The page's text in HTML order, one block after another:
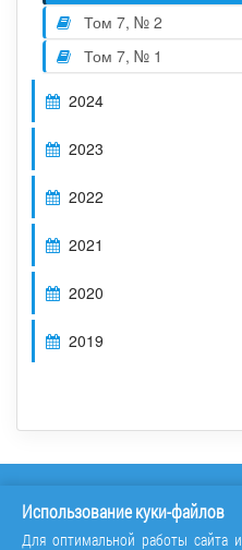
Том 7, № 2
Том 7, № 1
2024
2023
2022
2021
2020
2019
Использование куки-файлов
Для оптимальной работы сайта